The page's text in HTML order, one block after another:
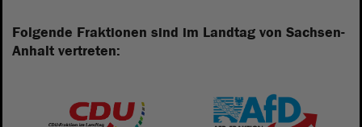
Folgende Fraktionen sind im Landtag von Sachsen-
Anhalt vertreten: